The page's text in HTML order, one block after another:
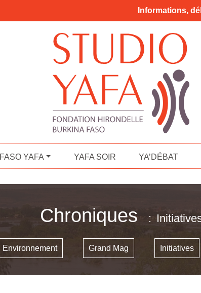
Informations,
FASO YAFA YAFA SOIR YA’DÉBAT
Chroniques
Environnement Grand Mag Initiatives